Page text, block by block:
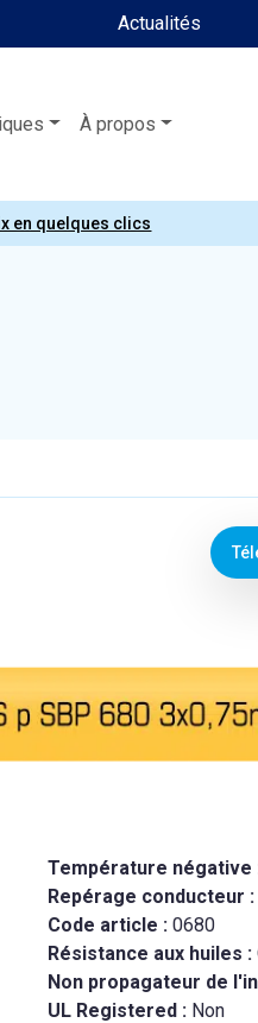
Actualités
À propos
en quelques clics
Température
Repérage conducteur :
Code article :0680
Résistance aux huiles :
Non propagateur de
UL Registered : Non